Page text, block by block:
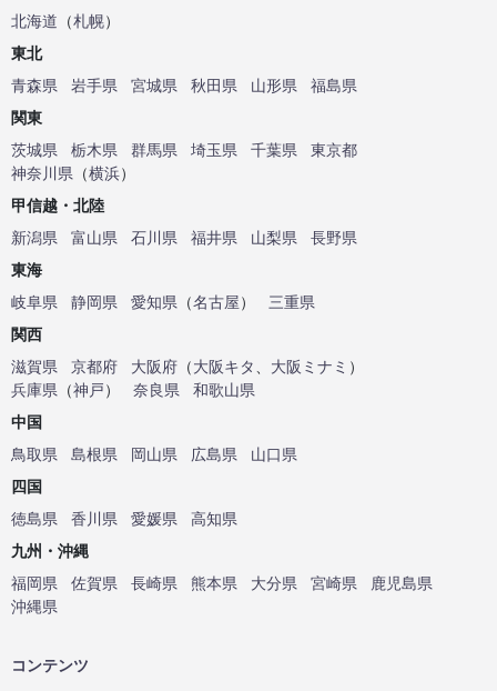
北海道 （札幌）
東北
青森県
岩手県 宮城県 秋田県 山形県
福島県
関東
茨城県
栃木県 群馬県 埼玉県 千葉県
東京都
神奈川県 （横浜）
甲信越・北陸
新潟県
富山県 石川県 福井県 山梨県
長野県
東海
岐阜県
静岡県 愛知県 （名古屋）
三重県
関西
滋賀県
京都府 大阪府 （大阪キタ 大阪ミナミ ）
兵庫県 （神戸） 奈良県
和歌山県
中国
鳥取県
島根県 岡山県 広島県
山口県
四国
徳島県
香川県 愛媛県
高知県
九州・沖縄
福岡県
佐賀県 長崎県 熊本県 大分県 宮崎県
鹿児島県
沖縄県
コンテンツ